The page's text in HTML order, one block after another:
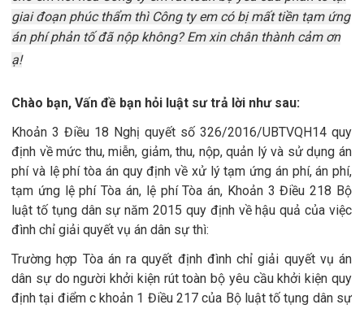
giai đoạn phúc thẩm thì Công ty em có bị mất tiền tạm ứng
án phí phản tố đã nộp không? Em xin chân thành cảm ơn
ạ!
Chào bạn, Vấn đề bạn hỏi luật sư trả lời như sau:
Khoản 3 Điều 18 Nghị quyết số 326/2016/UBTVQH14 quy
định về mức thu, miễn, giảm, thu, nộp, quản lý và sử dụng án
phí và lệ phí tòa án quy định về xử lý tạm ứng án phí, án phí,
tạm ứng lệ phí Tòa án, lệ phí Tòa án, Khoản 3 Điều 218 Bộ
luật tố tụng dân sự năm 2015 quy định về hậu quả của việc
đình chỉ giải quyết vụ án dân sự thì:
Trường hợp Tòa án ra quyết định đình chỉ giải quyết vụ án
dân sự do người khởi kiện rút toàn bộ yêu cầu khởi kiện quy
định tại điểm c khoản 1 Điều 217 của Bộ luật tố tụng dân sự